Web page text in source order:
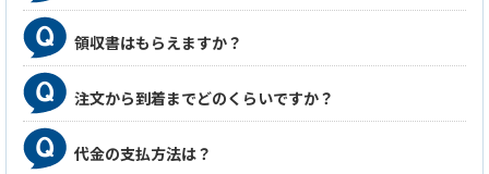
領収書はもらえますか？
注文から到着までどのくらいですか？
代金の支払方法は？